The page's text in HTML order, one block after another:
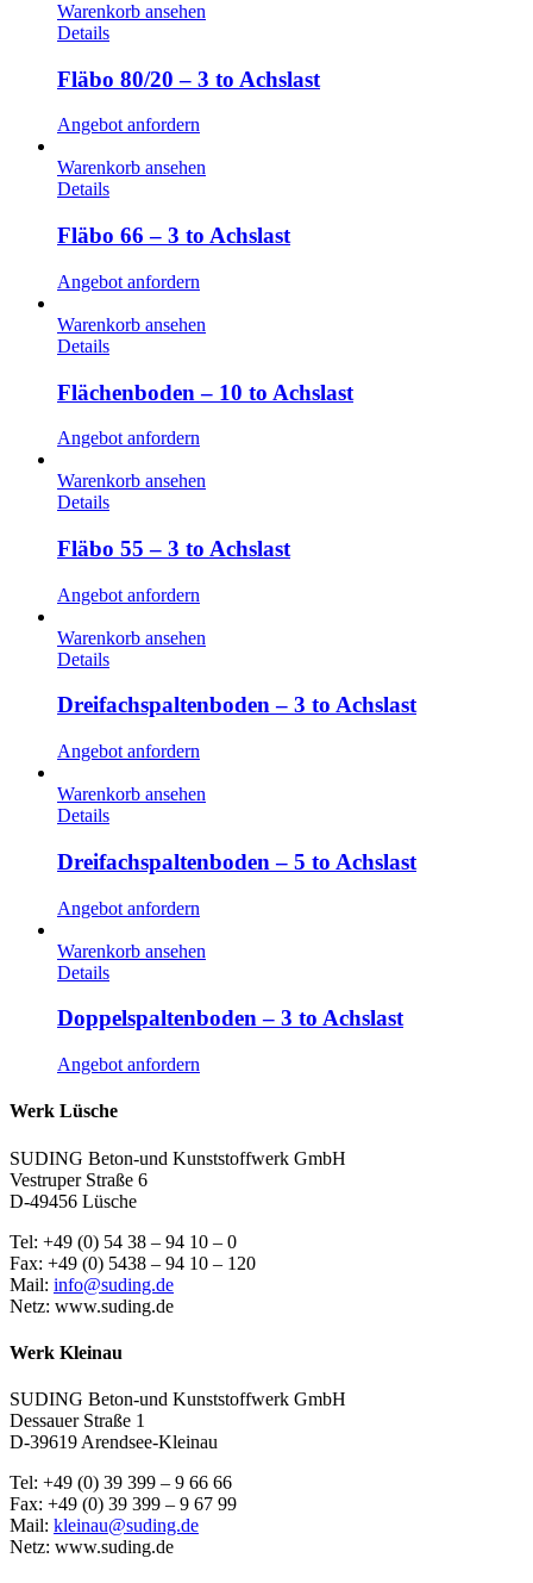
Warenkorb ansehen
Details
Fläbo 80/20 – 3 to Achslast
Angebot anfordern
Warenkorb ansehen
Details
Fläbo 66 – 3 to Achslast
Angebot anfordern
Warenkorb ansehen
Details
Flächenboden – 10 to Achslast
Angebot anfordern
Warenkorb ansehen
Details
Fläbo 55 – 3 to Achslast
Angebot anfordern
Warenkorb ansehen
Details
Dreifachspaltenboden – 3 to Achslast
Angebot anfordern
Warenkorb ansehen
Details
Dreifachspaltenboden – 5 to Achslast
Angebot anfordern
Warenkorb ansehen
Details
Doppelspaltenboden – 3 to Achslast
Angebot anfordern
Werk Lüsche
SUDING Beton-und Kunststoffwerk GmbH
Vestruper Straße 6
D-49456 Lüsche
Tel: +49 (0) 54 38 – 94 10 – 0
Fax: +49 (0) 5438 – 94 10 – 120
Mail: info@suding.de
Netz: www.suding.de
Werk Kleinau
SUDING Beton-und Kunststoffwerk GmbH
Dessauer Straße 1
D-39619 Arendsee-Kleinau
Tel: +49 (0) 39 399 – 9 66 66
Fax: +49 (0) 39 399 – 9 67 99
Mail: kleinau@suding.de
Netz: www.suding.de